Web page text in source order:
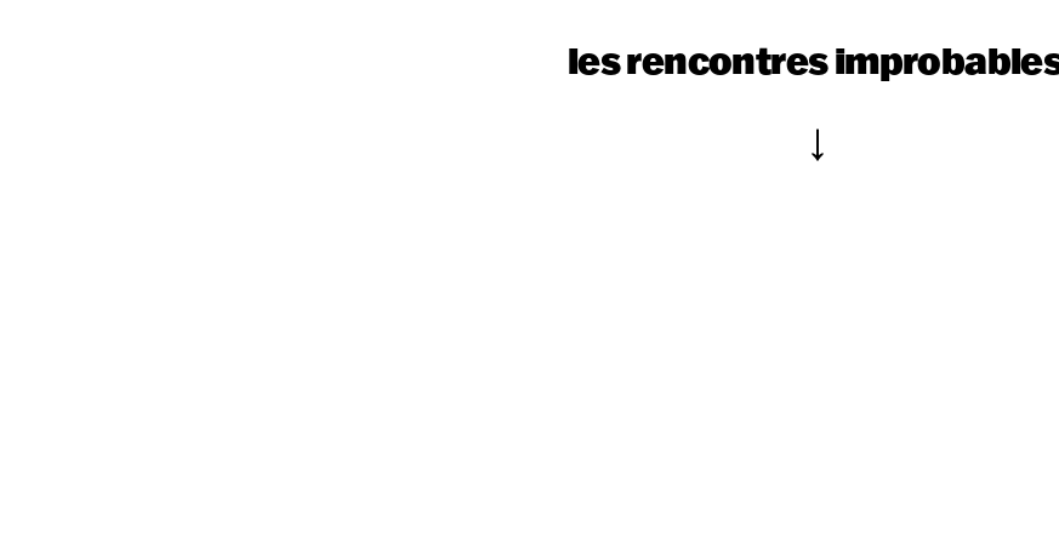
les rencontres